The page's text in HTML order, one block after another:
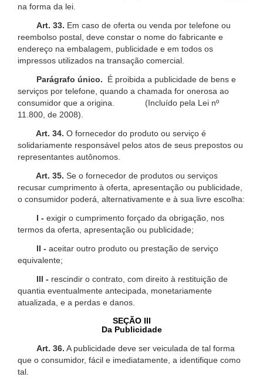
na forma da lei.
Art. 33. Em caso de oferta ou venda por telefone ou
reembolso postal, deve constar o nome do fabricante e
endereço na embalagem, publicidade e em todos os
impressos utilizados na transação comercial.
Parágrafo único.
É proibida a publicidade de bens e
serviços por telefone, quando a chamada for onerosa ao
consumidor que a origina. (Incluído pela Lei nº
11.800, de 2008).
Art. 34. O fornecedor do produto ou serviço é
solidariamente responsável pelos atos de seus prepostos ou
representantes autônomos.
Art. 35. Se o fornecedor de produtos ou serviços
recusar cumprimento à oferta, apresentação ou publicidade,
o consumidor poderá, alternativamente e à sua livre escolha:
I - exigir o cumprimento forçado da obrigação, nos
termos da oferta, apresentação ou publicidade;
II - aceitar outro produto ou prestação de serviço
equivalente;
III - rescindir o contrato, com direito à restituição de
quantia eventualmente antecipada, monetariamente
atualizada, e a perdas e danos.
SEÇÃO III
Da Publicidade
Art. 36. A publicidade deve ser veiculada de tal forma
que o consumidor, fácil e imediatamente, a identifique como
tal.